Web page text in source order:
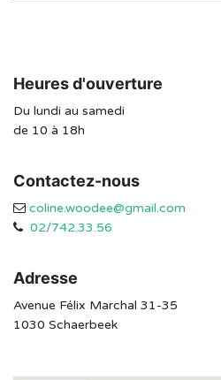
Heures d'ouverture
Du lundi au samedi
de 10 à 18h
Contactez-nous
coline.woodee@gmail.com
02/742.33.56
Adresse
Avenue Félix Marchal 31-35
1030 Schaerbeek